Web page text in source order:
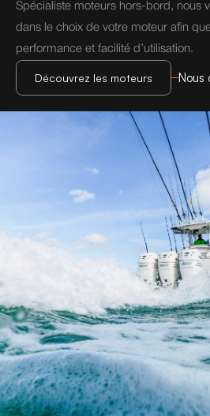
Spécialiste moteurs hors-bord, nous
dans le choix de votre moteur afin
performance et facilité d’utilisation.
Découvrez les moteurs
Découvrez les moteurs
Nous